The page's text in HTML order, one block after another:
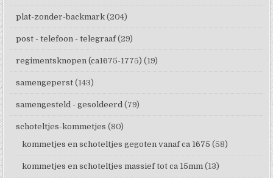
plat-zonder-backmark (204)
post - telefoon - telegraaf (29)
regimentsknopen (ca1675-1775) (19)
samengeperst (143)
samengesteld - gesoldeerd (79)
schoteltjes-kommetjes (80)
kommetjes en schoteltjes gegoten vanaf ca 1675 (58)
kommetjes en schoteltjes massief tot ca 15mm (13)